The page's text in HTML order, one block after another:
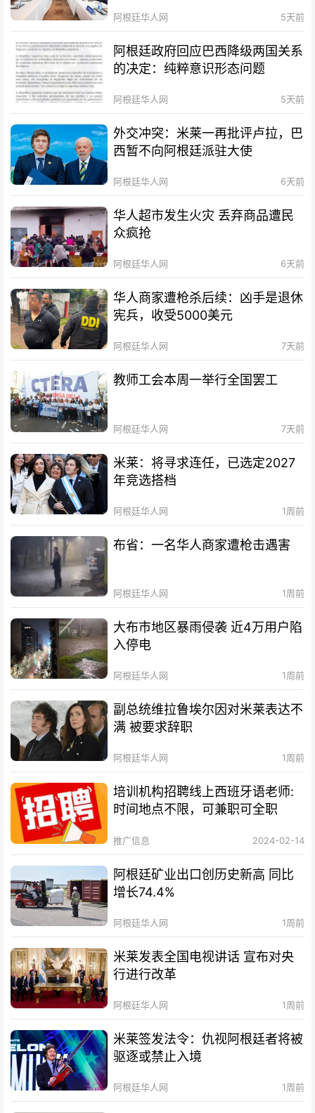
阿根廷华人网 5天前
阿根廷政府回应巴西降级两国关系
的决定：纯粹意识形态问题
阿根廷华人网 5天前
外交冲突：米莱一再批评卢拉，巴
西暂不向阿根廷派驻大使
阿根廷华人网 6天前
华人超市发生火灾 丢弃商品遭民
众疯抢
阿根廷华人网 6天前
华人商家遭枪杀后续：凶手是退休
宪兵，收受5000美元
阿根廷华人网 7天前
教师工会本周一举行全国罢工
阿根廷华人网 7天前
米莱：将寻求连任，已选定2027
年竞选搭档
阿根廷华人网 1周前
布省：一名华人商家遭枪击遇害
阿根廷华人网 1周前
大布市地区暴雨侵袭 近4万用户陷
入停电
阿根廷华人网 1周前
副总统维拉鲁埃尔因对米莱表达不
满 被要求辞职
阿根廷华人网 1周前
培训机构招聘线上西班牙语老师:
时间地点不限，可兼职可全职
推广信息 2024-02-14
阿根廷矿业出口创历史新高 同比
增长74.4%
阿根廷华人网 1周前
米莱发表全国电视讲话 宣布对央
行进行改革
阿根廷华人网 1周前
米莱签发法令：仇视阿根廷者将被
驱逐或禁止入境
阿根廷华人网 1周前